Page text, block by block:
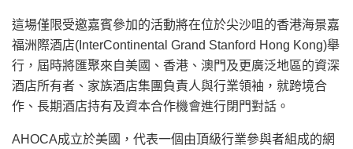
這場僅限受邀嘉賓參加的活動將在位於尖沙咀的香港海景嘉
福洲際酒店(InterContinental Grand Stanford Hong Kong)舉
行，屆時將匯聚來自美國、香港、澳門及更廣泛地區的資深
酒店所有者、家族酒店集團負責人與行業領袖，就跨境合
作、長期酒店持有及資本合作機會進行閉門對話。
AHOCA成立於美國，代表一個由頂級行業參與者組成的網